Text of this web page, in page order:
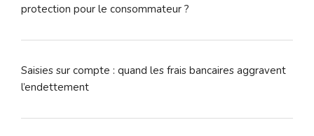
protection pour le consommateur ?
Saisies sur compte : quand les frais bancaires aggravent
l’endettement